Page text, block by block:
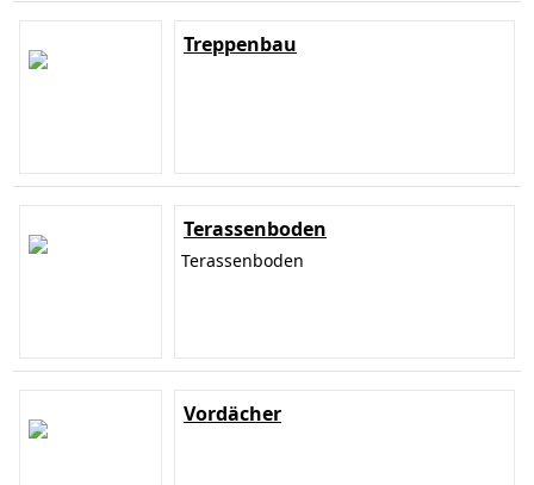
Treppenbau
Terassenboden
Terassenboden
Vordächer